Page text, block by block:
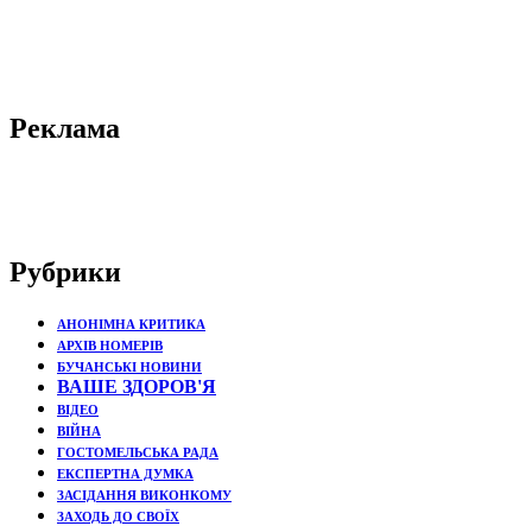
Реклама
Рубрики
АНОНІМНА КРИТИКА
АРХІВ НОМЕРІВ
БУЧАНСЬКІ НОВИНИ
ВАШЕ ЗДОРОВ'Я
ВІДЕО
ВІЙНА
ГОСТОМЕЛЬСЬКА РАДА
ЕКСПЕРТНА ДУМКА
ЗАСІДАННЯ ВИКОНКОМУ
ЗАХОДЬ ДО СВОЇХ